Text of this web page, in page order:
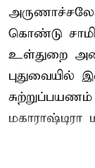
கொண்டு
உள்துறை
புதுவையில்
மகாராஷ்டிரா